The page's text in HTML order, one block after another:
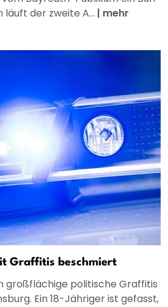
läuft der zweite A... | mehr
Graffitis beschmiert
großflächige politische Graffitis
Ein 18-Jähriger ist gefasst,